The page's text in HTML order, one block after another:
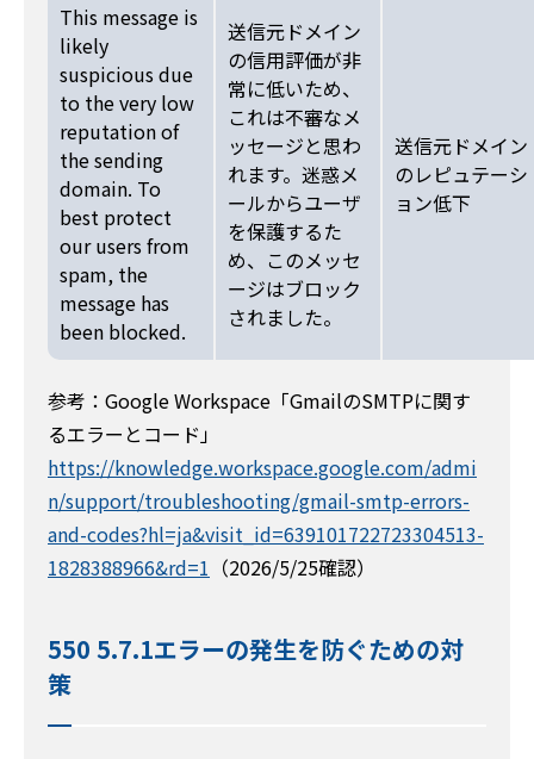
This message is
likely
suspicious due
to the very low
reputation of
the sending
domain. To
best protect
our users from
spam, the
message has
been blocked.
送信元ドメイン
の信用評価が非
常に低いため、
これは不審なメ
ッセージと思わ
れます。迷惑メ
ールからユーザ
を保護するた
め、このメッセ
ージはブロック
されました。
送信元ドメイン
のレピュテーシ
ョン低下
参考：Google Workspace「GmailのSMTPに関す
るエラーとコード」
https://knowledge.workspace.google.com/admi
n/support/troubleshooting/gmail-smtp-errors-
and-codes?hl=ja&visit_id=639101722723304513-
1828388966&rd=1 （2026/5/25確認）
550 5.7.1エラーの発生を防ぐための対
策